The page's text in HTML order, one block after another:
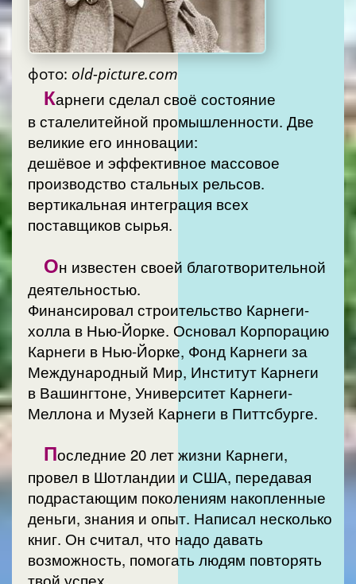
фото: old-picture.com
Карнеги сделал своё состояние
в сталелитейной промышленности. Две
великие его инновации:
дешёвое и эффективное массовое
производство стальных рельсов.
вертикальная интеграция всех
поставщиков сырья.
Он известен своей благотворительной
деятельностью.
Финансировал строительство Карнеги-
холла в Нью-Йорке. Основал Корпорацию
Карнеги в Нью-Йорке, Фонд Карнеги за
Международный Мир, Институт Карнеги
в Вашингтоне, Университет Карнеги-
Меллона и Музей Карнеги в Питтсбурге.
Последние 20 лет жизни Карнеги,
провел в Шотландии и США, передавая
подрастающим поколениям накопленные
деньги, знания и опыт. Написал несколько
книг. Он считал, что надо давать
возможность, помогать людям повторять